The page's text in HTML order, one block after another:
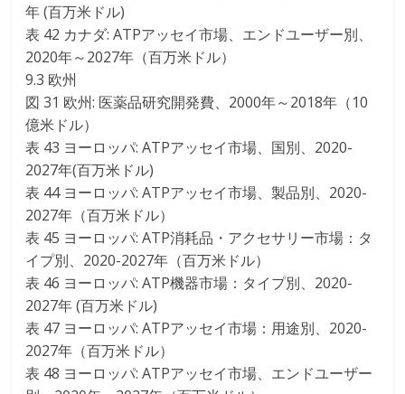
年 (百万米ドル)
表 42 カナダ: ATPアッセイ市場、エンドユーザー別、
2020年～2027年（百万米ドル）
9.3 欧州
図 31 欧州: 医薬品研究開発費、2000年～2018年（10
億米ドル）
表 43 ヨーロッパ: ATPアッセイ市場、国別、2020-
2027年(百万米ドル)
表 44 ヨーロッパ: ATPアッセイ市場、製品別、2020-
2027年（百万米ドル）
表 45 ヨーロッパ: ATP消耗品・アクセサリー市場：タ
イプ別、2020-2027年（百万米ドル）
表 46 ヨーロッパ: ATP機器市場：タイプ別、2020-
2027年 (百万米ドル)
表 47 ヨーロッパ: ATPアッセイ市場：用途別、2020-
2027年（百万米ドル）
表 48 ヨーロッパ: ATPアッセイ市場、エンドユーザー